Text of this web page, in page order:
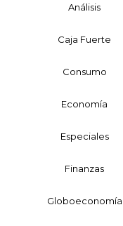
Análisis
Caja Fuerte
Consumo
Economía
Especiales
Finanzas
Globoeconomía